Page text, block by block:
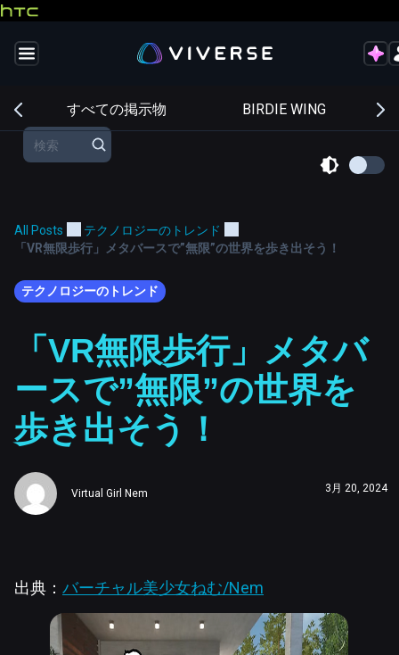
すべての掲示物 BIRDIE WING
All Posts
テクノロジーのトレンド
「VR無限歩行」メタバースで”無限”の世界を歩き出そう！
テクノロジーのトレンド
「VR無限歩行」メタバ
ースで”無限”の世界を
歩き出そう！
Virtual Girl Nem 3月 20, 2024
出典： バーチャル美少女ねむ/Nem